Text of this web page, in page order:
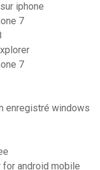
iphone
7
7
enregistré windows
android mobile